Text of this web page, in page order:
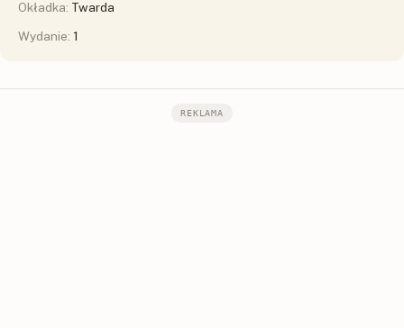
Okładka: Twarda
Wydanie: 1
REKLAMA